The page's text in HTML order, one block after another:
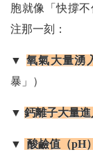
胞就像「快撐
注那一刻：
▼ 氧氣大量湧
暴」）
▼ 鈣離子大量
▼ 酸鹼值（pH